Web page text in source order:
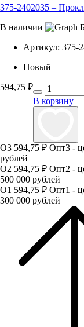
375-2402035 –
В наличии
Артикул: 375-
Новый
594,75 ₽
В корзину
О3 594,75 ₽ Опт3 -
рублей
О2 594,75 ₽ Опт2 -
500 000 рублей
О1 594,75 ₽ Опт1 -
300 000 рублей